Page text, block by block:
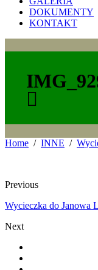
DOKUMENTY
KONTAKT
Home INNE
Previous
Wycieczka do Janowa
Next